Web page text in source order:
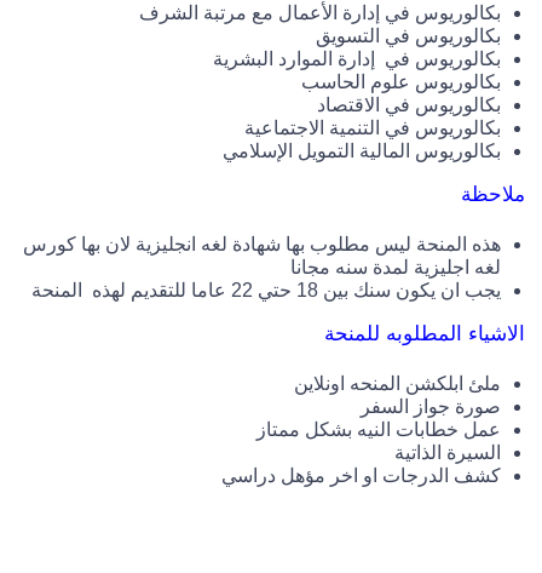
بكالوريوس في إدارة الأعمال مع مرتبة الشرف
بكالوريوس في التسويق
بكالوريوس في إدارة الموارد البشرية
بكالوريوس علوم الحاسب
بكالوريوس في الاقتصاد
بكالوريوس في التنمية الاجتماعية
بكالوريوس المالية التمويل الإسلامي
ملاحظة
هذه المنحة ليس مطلوب بها شهادة لغه انجليزية لان بها كورس
لغه اجليزية لمدة سنه مجانا
يجب ان يكون سنك بين 18 حتي 22 عاما للتقديم لهذه المنحة
الاشياء المطلوبه للمنحة
ملئ ابلكشن المنحه اونلاين
صورة جواز السفر
عمل خطابات النيه بشكل ممتاز
السيرة الذاتية
كشف الدرجات او اخر مؤهل دراسي